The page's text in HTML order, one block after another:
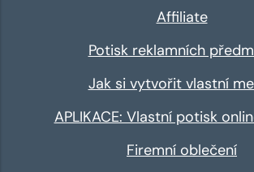
Affiliate
Potisk reklamních
Jak si vytvořit vlastní
APLIKACE: Vlastní potisk
Firemní oblečení